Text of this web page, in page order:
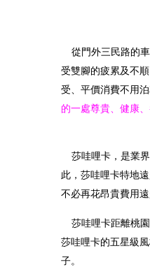
從門外三民路的
受雙腳的疲累及不
受、平價消費不用
的一處尊貴、健康
莎哇哩卡，是業界
此，莎哇哩卡特地
不必再花昂貴費用
莎哇哩卡距離桃園
莎哇哩卡的五星級
子。